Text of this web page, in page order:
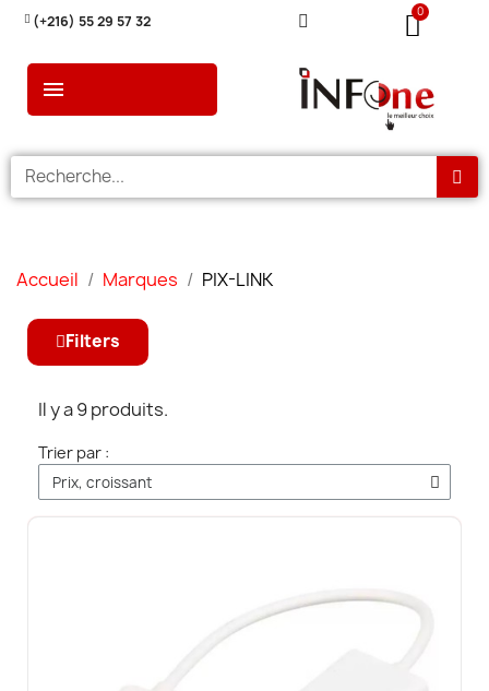
(+216) 55 29 57 32
Accueil Marques PIX-LINK
Filters
Il y a 9 produits.
Trier par :